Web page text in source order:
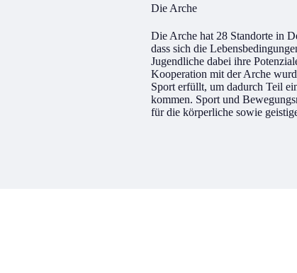
Die Arche
Die Arche hat 28 Standorte in
dass sich die
Jugendliche dabei ihre
Kooperation mit der Arche
Sport erfüllt, um dadurch Teil
kommen. Sport und
für die körperliche sowie